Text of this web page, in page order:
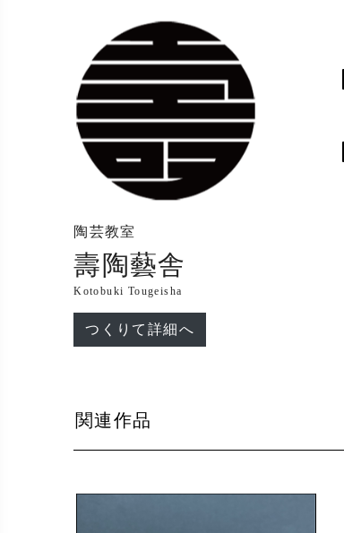
陶芸教室
壽陶藝舎
Kotobuki Tougeisha
つくりて詳細へ
関連作品